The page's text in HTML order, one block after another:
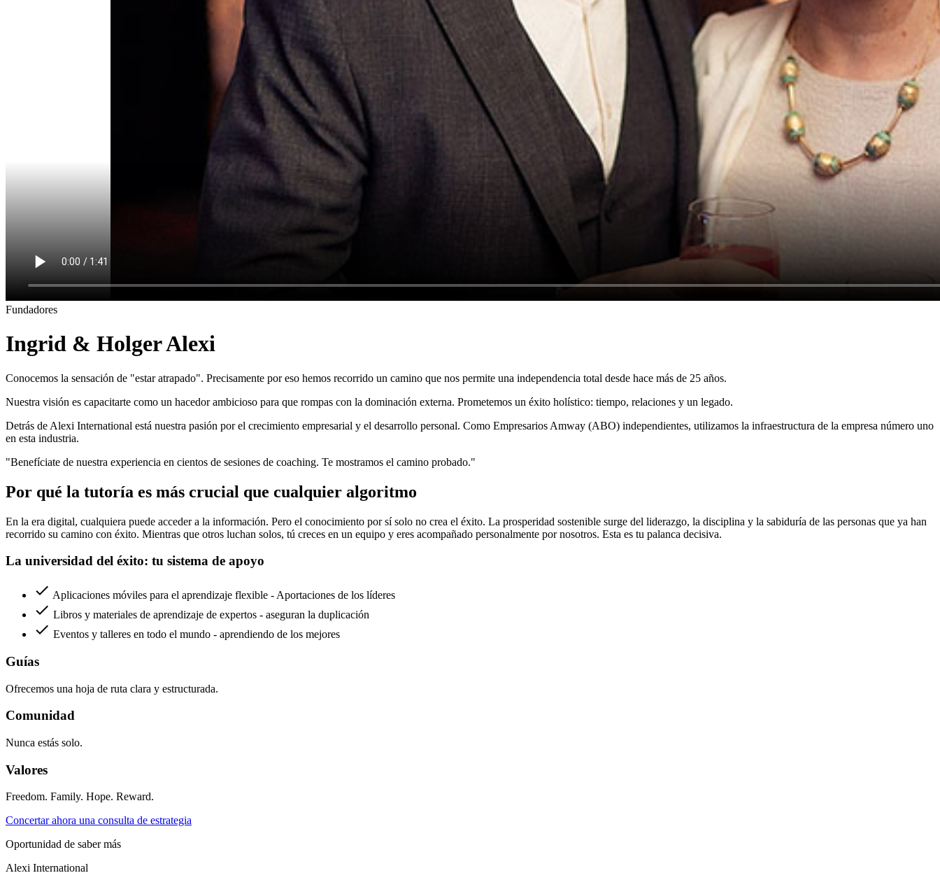
Fundadores
Ingrid & Holger Alexi
Conocemos la sensación de "estar atrapado". Precisamente por eso hemos recorrido un camino que nos permite una independencia total desde hace más de 25 años.
Nuestra visión es capacitarte como un hacedor ambicioso para que rompas con la dominación externa. Prometemos un éxito holístico: tiempo, relaciones y un legado.
Detrás de Alexi International está nuestra pasión por el crecimiento empresarial y el desarrollo personal. Como Empresarios Amway (ABO) independientes, utilizamos la infraestructura de la empresa número uno
en esta industria.
"Benefíciate de nuestra experiencia en cientos de sesiones de coaching. Te mostramos el camino probado."
Por qué la tutoría es más crucial que cualquier algoritmo
En la era digital, cualquiera puede acceder a la información. Pero el conocimiento por sí solo no crea el éxito. La prosperidad sostenible surge del liderazgo, la disciplina y la sabiduría de las personas que ya han
recorrido su camino con éxito. Mientras que otros luchan solos, tú creces en un equipo y eres acompañado personalmente por nosotros. Esta es tu palanca decisiva.
La universidad del éxito: tu sistema de apoyo
check Aplicaciones móviles para el aprendizaje flexible - Aportaciones de los líderes
check Libros y materiales de aprendizaje de expertos - aseguran la duplicación
check Eventos y talleres en todo el mundo - aprendiendo de los mejores
Guías
Ofrecemos una hoja de ruta clara y estructurada.
Comunidad
Nunca estás solo.
Valores
Freedom. Family. Hope. Reward.
Concertar ahora una consulta de estrategia
Oportunidad de saber más
Alexi International